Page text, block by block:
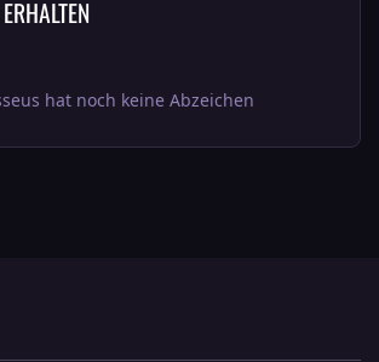
hat noch keine Abzeichen